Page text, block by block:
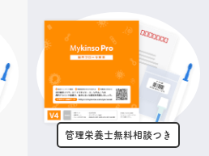
管理栄養士無料相談つき